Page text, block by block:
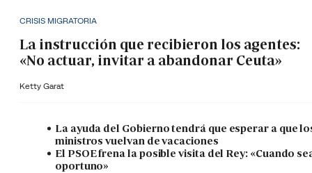
CRISIS MIGRATORIA
La instrucción que recibieron los agentes:
«No actuar, invitar a abandonar Ceuta»
Ketty Garat
La ayuda del Gobierno tendrá que esperar a que
ministros vuelvan de vacaciones
El PSOE frena la posible visita del Rey: «Cuando
oportuno»